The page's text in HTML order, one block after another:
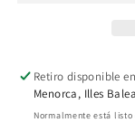
Retiro disponible
Menorca, Illes
Normalmente está listo